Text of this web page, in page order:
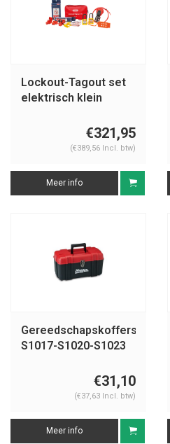
Lockout-Tagout set
elektrisch klein
€321,95
(€389,56 Incl. btw)
Meer info
Gereedschapskoffers
S1017-S1020-S1023
€31,10
(€37,63 Incl. btw)
Meer info